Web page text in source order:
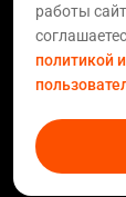
данных
cookie
+7 812
8 800 555-
работы
политикой